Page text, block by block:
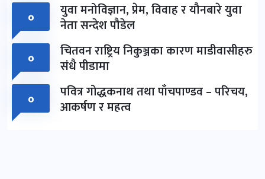
०
युवा मनोविज्ञान, प्रेम, विवाह र यौनबारे युवा
नेता सन्देश पौडेल
०
चितवन राष्ट्रिय निकुञ्जका कारण माडीवासीहरु
संधै पीडामा
०
पवित्र गोद्धकनाथ तथा पाँचपाण्डव – परिचय,
आकर्षण र महत्व